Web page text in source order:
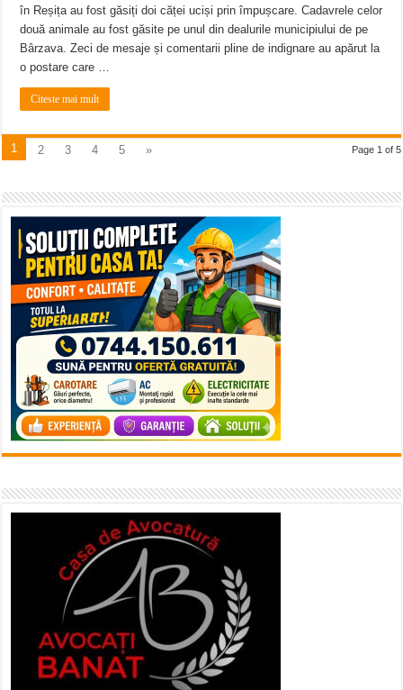
în Reșița au fost găsiți doi căței uciși prin împușcare. Cadavrele celor
două animale au fost găsite pe unul din dealurile municipiului de pe
Bârzava. Zeci de mesaje și comentarii pline de indignare au apărut la
o postare care …
Citeste mai mult
Page 1 of 5
1 2 3 4 5 »